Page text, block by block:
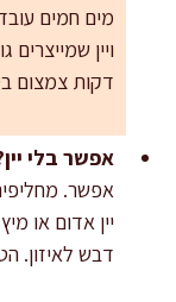
מים חמים
דקות צמצום
אפשר בלי
דבש לאיזון.